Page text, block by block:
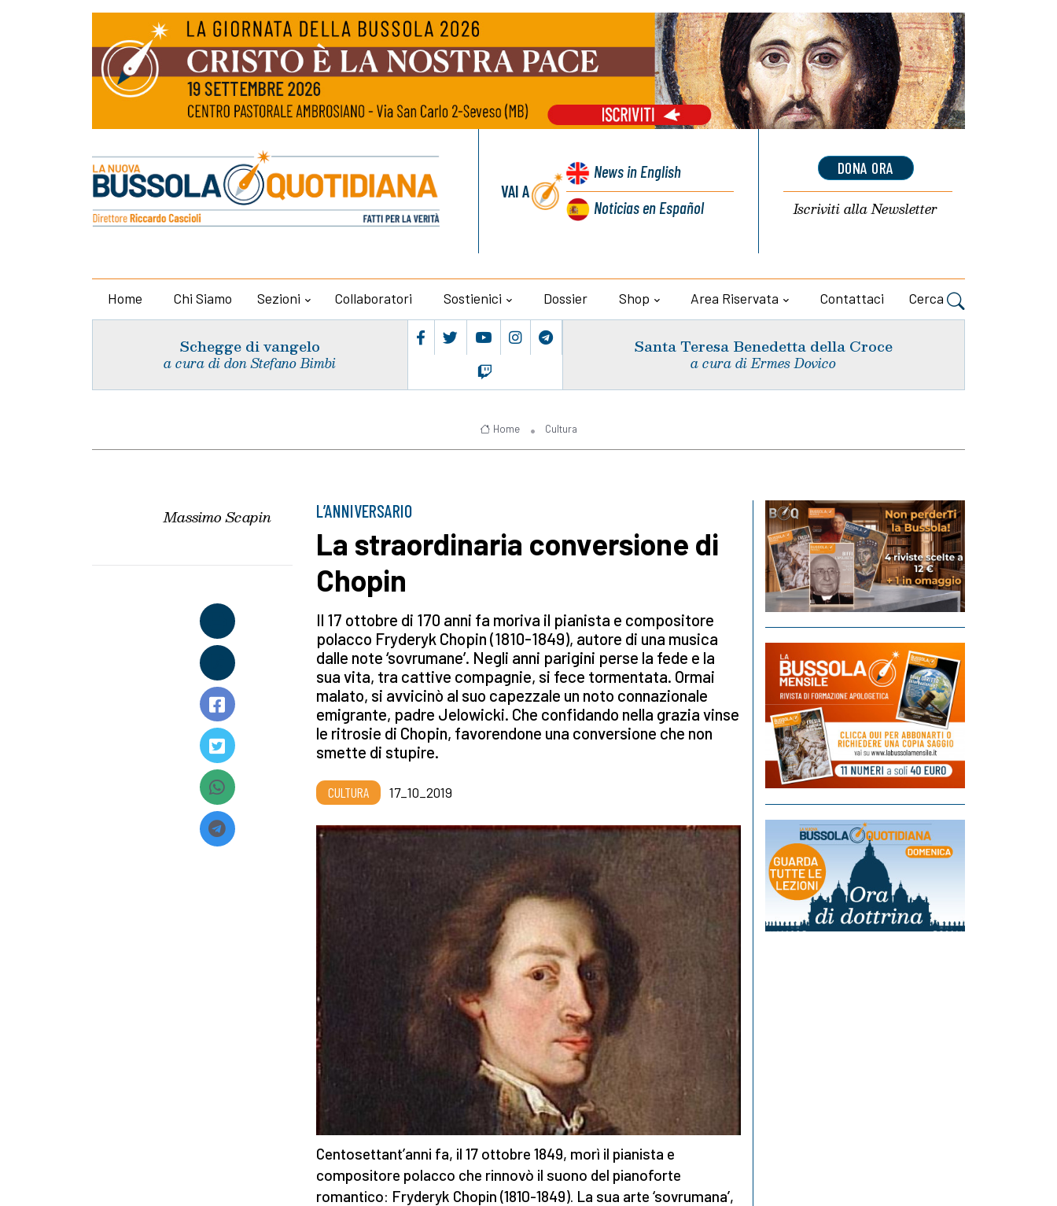
VAI A
Newsin English
Noticiasen Español
DONA ORA
Iscriviti allaNewsletter
Home Chi Siamo Sezioni Collaboratori Sostienici Dossier Shop Area Riservata Contattaci Cerca
Schegge di vangelo
a cura di don Stefano Bimbi
Santa Teresa Benedetta della Croce
a cura di Ermes Dovico
Home Cultura
Massimo Scapin L’ANNIVERSARIO
La straordinaria conversione di
Chopin
Il 17 ottobre di 170 anni fa moriva il pianista e compositore
polacco Fryderyk Chopin (1810-1849), autore di una musica
dalle note ‘sovrumane’. Negli anni parigini perse la fede e la
sua vita, tra cattive compagnie, si fece tormentata. Ormai
malato, si avvicinò al suo capezzale un noto connazionale
emigrante, padre Jelowicki. Che confidando nella grazia vinse
le ritrosie di Chopin, favorendone una conversione che non
smette di stupire.
CULTURA 17_10_2019
Centosettant’anni fa, il 17 ottobre 1849, morì il pianista e
compositore polacco che rinnovò il suono del pianoforte
romantico: Fryderyk Chopin (1810-1849). La sua arte ‘sovrumana’,